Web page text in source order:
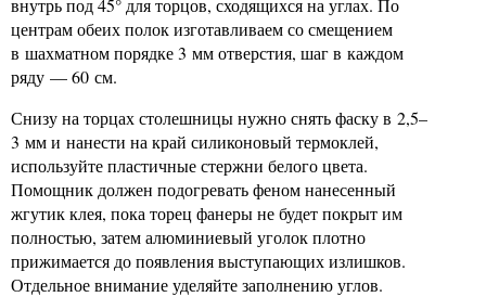
внутрь под 45° для торцов, сходящихся на углах. По
центрам обеих полок изготавливаем со смещением
в шахматном порядке 3 мм отверстия, шаг в каждом
ряду — 60 см.
Снизу на торцах столешницы нужно снять фаску в 2,5–
3 мм и нанести на край силиконовый термоклей,
используйте пластичные стержни белого цвета.
Помощник должен подогревать феном нанесенный
жгутик клея, пока торец фанеры не будет покрыт им
полностью, затем алюминиевый уголок плотно
прижимается до появления выступающих излишков.
Отдельное внимание уделяйте заполнению углов.